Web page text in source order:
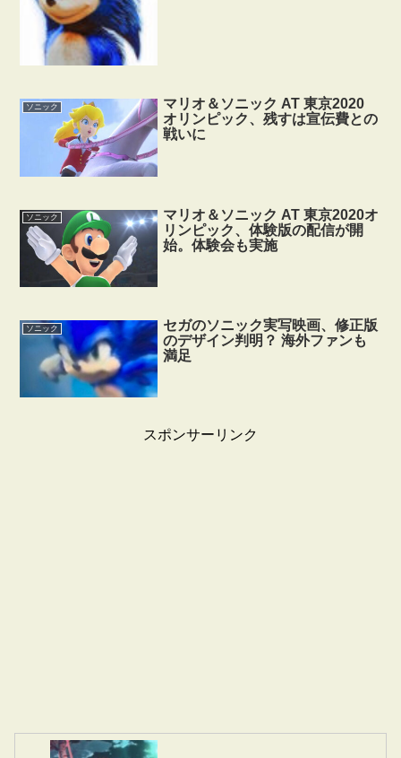
ソニック
マリオ＆ソニック AT 東京2020
オリンピック、残すは宣伝費との
戦いに
ソニック
マリオ＆ソニック AT 東京2020オ
リンピック、体験版の配信が開
始。体験会も実施
ソニック
セガのソニック実写映画、修正版
のデザイン判明？ 海外ファンも
満足
スポンサーリンク